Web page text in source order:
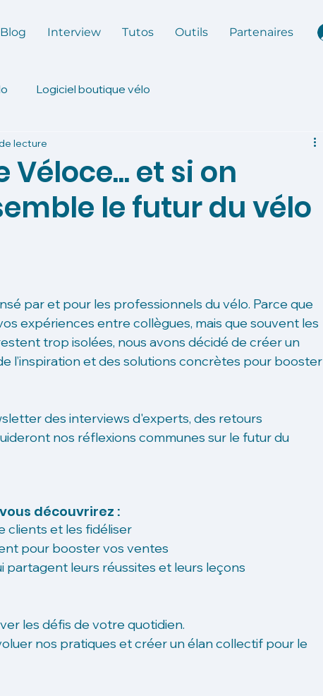
Blog Interview Tutos Outils Partenaires
Logiciel boutique vélo
et si on
le futur du vélo
lecture
par et pour les professionnels du vélo. Parce que
expériences entre collègues, mais que souvent les
trop isolées, nous avons décidé de créer un
l’inspiration et des solutions concrètes pour booster
des interviews d'experts, des retours
nos réflexions communes sur le futur du
découvrirez :
clients et les fidéliser
pour booster vos ventes
partagent leurs réussites et leurs leçons
les défis de votre quotidien.
nos pratiques et créer un élan collectif pour le